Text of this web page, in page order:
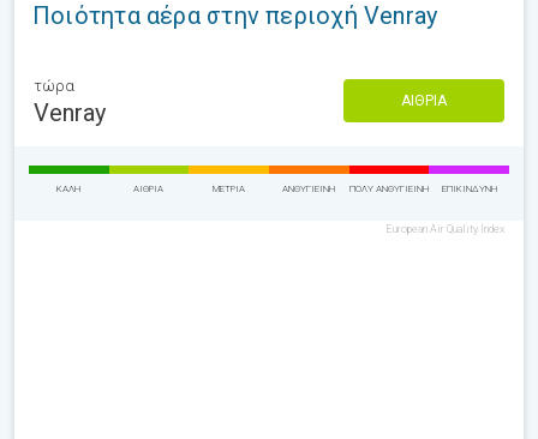
Ποιότητα αέρα στην περιοχή Venray
τώρα
Venray ΑΊΘΡΙΑ
ΚΑΛΉ ΑΊΘΡΙΑ ΜΈΤΡΙΑ ΑΝΘΥΓΙΕΙΝΉ ΠΟΛΎ ΑΝΘΥΓΙΕΙΝΉ ΕΠΙΚΊΝΔΥΝΗ
European Air Quality Index